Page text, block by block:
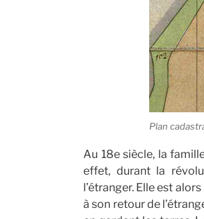
Plan
Au 18e siècle, la
effet, durant la
l’étranger. Elle est
à son retour de